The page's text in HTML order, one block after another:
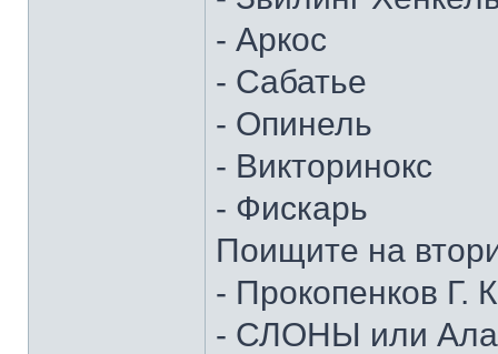
- Аркос
- Сабатье
- Опинель
- Викторинокс
- Фискарь
Поищите на
- Прокопенков Г.
- СЛОНЫ или